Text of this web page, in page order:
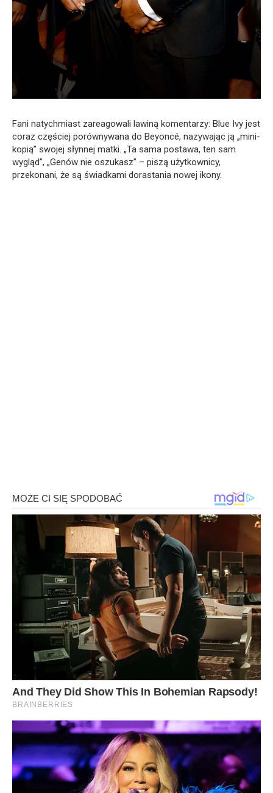
Fani natychmiast zareagowali lawiną komentarzy: Blue Ivy jest
coraz częściej porównywana do Beyoncé, nazywając ją „mini-
kopią” swojej słynnej matki. „Ta sama postawa, ten sam
wygląd”, „Genów nie oszukasz” – piszą użytkownicy,
przekonani, że są świadkami dorastania nowej ikony.